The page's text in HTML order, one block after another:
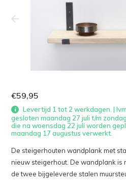
€59,95
Levertijd 1 tot 2 werkdagen. |
gesloten maandag 27 juli t/m
die na woensdag 22 juli worden
maandag 17 augustus verwerkt.
De steigerhouten wandplank met
nieuw steigerhout. De wandplank is
de twee bijgeleverde stalen